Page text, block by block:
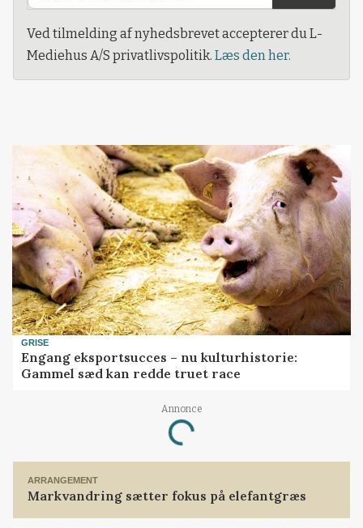
Ved tilmelding af nyhedsbrevet accepterer du L-
Mediehus A/S privatlivspolitik. Læs den her.
GRISE
Engang eksportsucces – nu kulturhistorie:
Gammel sæd kan redde truet race
Annonce
Loading...
ARRANGEMENT
Markvandring sætter fokus på elefantgræs